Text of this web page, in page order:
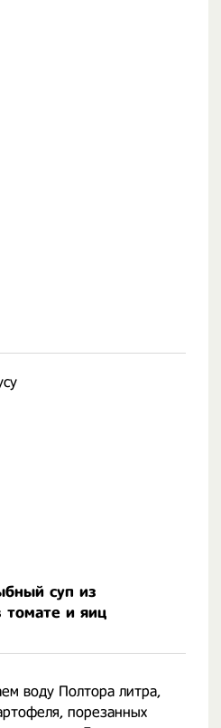
суп из
томате и яиц
воду Полтора литра,
порезанных